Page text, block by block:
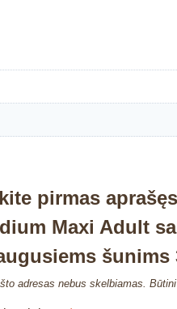
pirmas
Maxi Adult
šunims
adresas nebus skelbiamas.